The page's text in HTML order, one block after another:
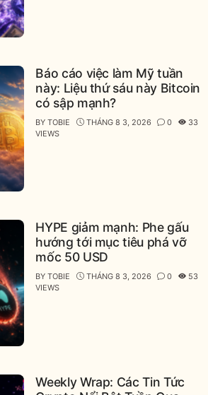
Báo cáo việc làm Mỹ tuần
này: Liệu thứ sáu này Bitcoin
có sập mạnh?
BYTOBIE THÁNG 8 3, 2026 0
33
VIEWS
HYPE giảm mạnh: Phe gấu
hướng tới mục tiêu phá vỡ
mốc 50 USD
BYTOBIE THÁNG 8 3, 2026 0
53
VIEWS
Weekly Wrap: Các Tin Tức